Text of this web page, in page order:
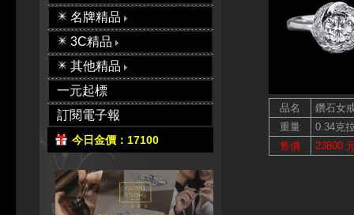
名牌精品
3C精品
其他精品
一元起標
訂閱電子報
今日金價：17100
品名
鑽石女
重量
0.34克
售價
23800